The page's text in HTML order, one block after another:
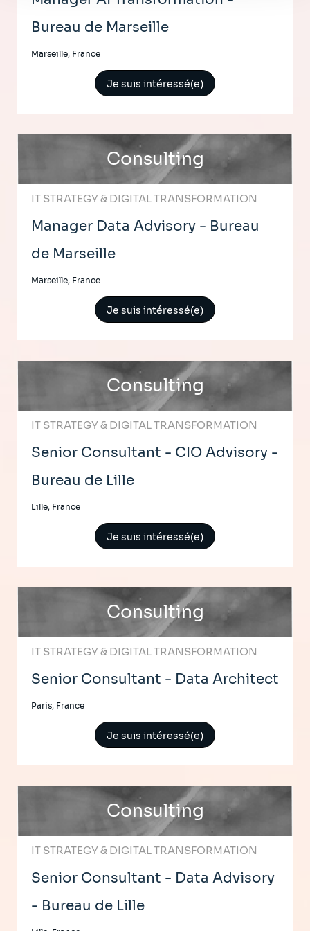
Bureau de Marseille
Marseille, France
Je suis intéressé(e)
Consulting
IT STRATEGY & DIGITAL TRANSFORMATION
Manager Data Advisory - Bureau
de Marseille
Marseille, France
Je suis intéressé(e)
Consulting
IT STRATEGY & DIGITAL TRANSFORMATION
Senior Consultant - CIO Advisory -
Bureau de Lille
Lille, France
Je suis intéressé(e)
Consulting
IT STRATEGY & DIGITAL TRANSFORMATION
Senior Consultant - Data Architect
Paris, France
Je suis intéressé(e)
Consulting
IT STRATEGY & DIGITAL TRANSFORMATION
Senior Consultant - Data Advisory
- Bureau de Lille